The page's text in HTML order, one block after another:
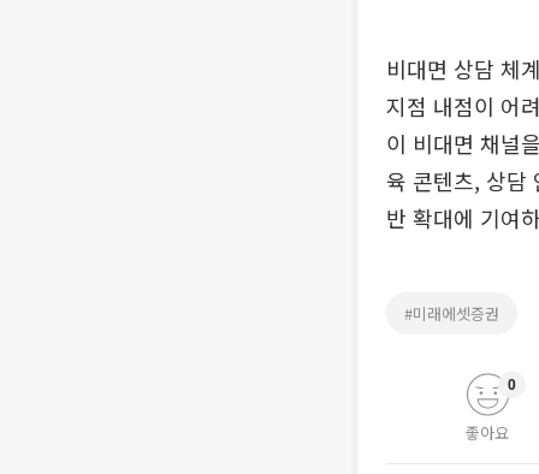
비대면 상담 체
지점 내점이 어
이 비대면 채널
육 콘텐츠, 상담
반 확대에 기여
#미래에셋증권
좋아요
0